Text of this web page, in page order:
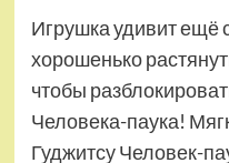
Игрушка удивит ещё
хорошенько
чтобы
Человека-паука!
Гуджитсу Человек-